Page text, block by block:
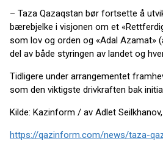
– Taza Qazaqstan bør fortsette å
bærebjelke i visjonen om et
som lov og orden og «Adal Azamat»
del av både styringen av landet og
Tidligere under arrangementet
som den viktigste drivkraften bak
Kilde: Kazinform / av Adlet
https://qazinform.com/news/taza-